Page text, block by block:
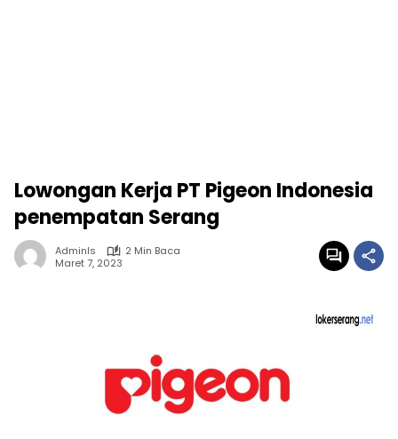
Lowongan Kerja PT Pigeon Indonesia
penempatan Serang
Adminls
2 Min Baca
Maret 7, 2023